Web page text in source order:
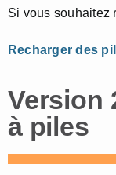
Si vous souhaitez
Recharger des
Version
à piles